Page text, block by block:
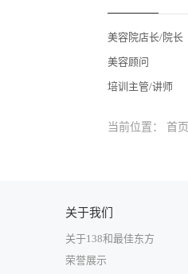
美容院店长/院长
美容顾问
培训主管/讲师
当前位置： 首页
关于我们
关于138和最佳东方
荣誉展示